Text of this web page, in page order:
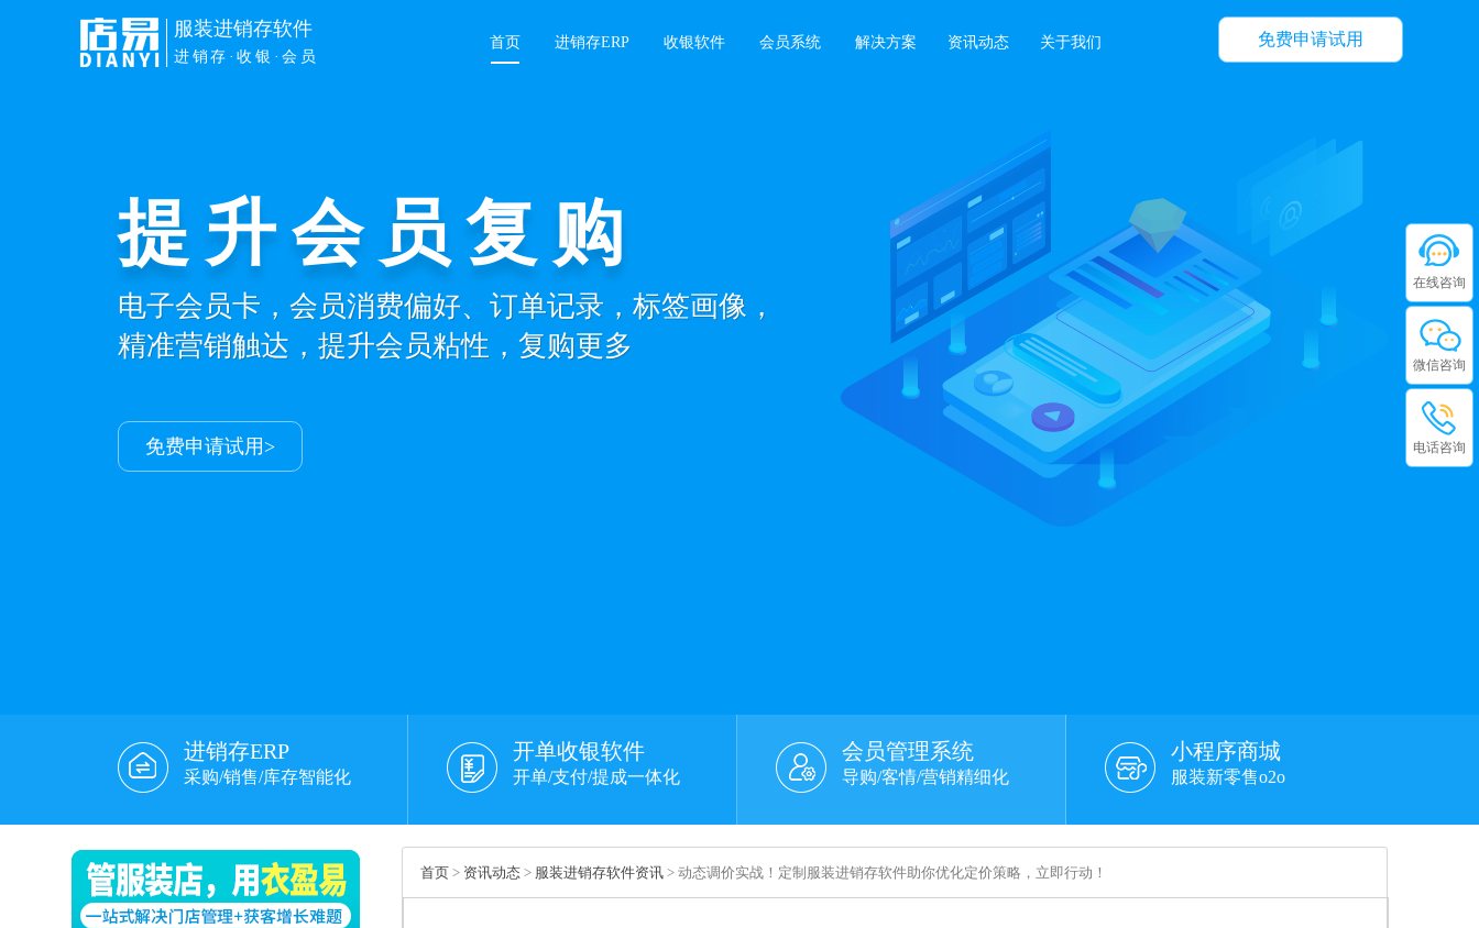
免费申请试用
服装进销存软件
进销存·收银·会员
首页 进销存ERP 收银软件 会员系统 解决方案 资讯动态 关于我们
提升会员复购
电子会员卡，会员消费偏好、订单记录，标签画像，
精准营销触达，提升会员粘性，复购更多
免费申请试用>
小程序商城
商品库存、会员、订单、线上线下同步管理，
小店也能轻松打造私域成交商城
免费申请试用>
进销存ERP
采购/销售/库存智能化
开单收银软件
开单/支付/提成一体化
会员管理系统
导购/客情/营销精细化
小程序商城
服装新零售o2o
首页 > 资讯动态 > 服装进销存软件资讯 > 动态调价实战！定制服装进销存软件助你优化定价策略，立即行动！
在线咨询
微信咨询
电话咨询